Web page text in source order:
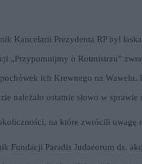
Kancelarii Prezydenta RP był
„Przypomnijmy o Rotmistrzu”
ich Krewnego na Wawelu.
należało ostatnie słowo w
na które zwrócili uwagę
Fundacji Paradis Judaeorum ds.